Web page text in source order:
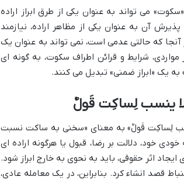
می تواند به عنوان یکی از طرق ابراز اراده
آن به عنوان یکی از مظاهر اراده، نیازمند
که حالتی عدمی است، نمی تواند به عنوان یک
شرایط و قرائن اطراف سکوت، به گونه ای
یک «ابراز ضمنی» تبدیل می کنند.
لا ینسب لِساکِت قَولٌ
لِساکِت قَولٌ» به معنای «سخنی به ساکت نسبت
خود، دلالت بر رضا، قبول یا هرگونه اراده ای
اثر حقوقی، باید به نحوی به خارج ابراز شود.
قصد انشاء کرد. بنابراین، در یک معامله عادی،